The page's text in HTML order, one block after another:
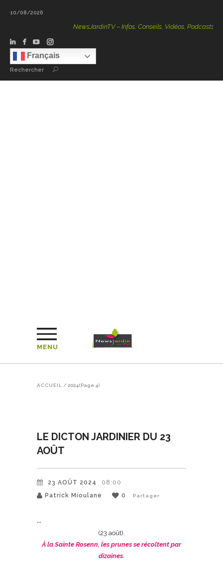
10/08/2026
NewsJardinTV – Infos, Conseils, Vidéos, Podcasts – 100
Français
Rechercher
MENU
ACCUEIL / 2024(Page 4)
LE DICTON JARDINIER DU 23
AOÛT
23 AOÛT 2024
08:00
Patrick Mioulane
0 Partager
(23 août).
À la Sainte Rosenn, les prunes se récoltent par
dizaines.